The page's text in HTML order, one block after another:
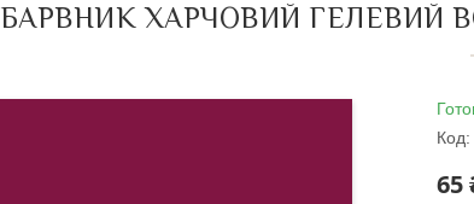
БАРВНИК ХАРЧОВИЙ ГЕЛЕВИЙ
Код:
65